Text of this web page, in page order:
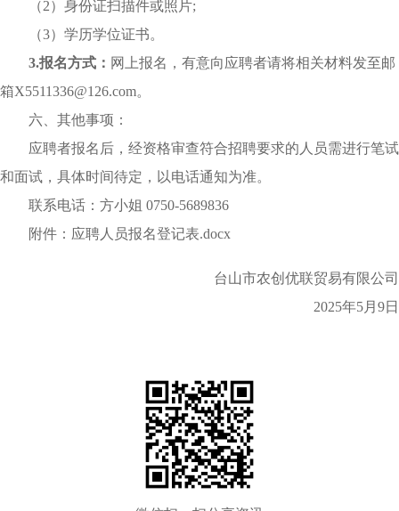
（2）身份证扫描件或照片;
（3）学历学位证书。
3.报名方式： 网上报名，有意向应聘者请将相关材料发至邮
箱X5511336@126.com。
六、其他事项：
应聘者报名后，经资格审查符合招聘要求的人员需进行笔试
和面试，具体时间待定，以电话通知为准。
联系电话：方小姐 0750-5689836
附件： 应聘人员报名登记表.docx
台山市农创优联贸易有限公司
2025年5月9日